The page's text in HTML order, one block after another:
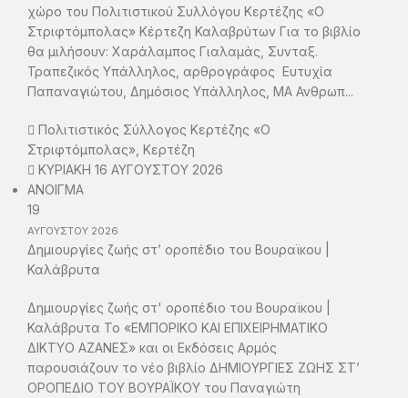
χώρο του Πολιτιστικού Συλλόγου Κερτέζης «Ο
Στριφτόμπολας» Κέρτεζη Καλαβρύτων Για το βιβλίο
θα μιλήσουν: Χαράλαμπος Γιαλαμάς, Συνταξ.
Τραπεζικός Υπάλληλος, αρθρογράφος Ευτυχία
Παπαναγιώτου, Δημόσιος Υπάλληλος, ΜΑ Ανθρωπ...
Πολιτιστικός Σύλλογος Κερτέζης «Ο
Στριφτόμπολας», Κερτέζη
ΚΥΡΙΑΚΗ 16 ΑΥΓΟΥΣΤΟΥ 2026
ΑΝΟΙΓΜΑ
19
ΑΥΓΟΥΣΤΟΥ 2026
Δημιουργίες ζωής στ’ οροπέδιο του Βουραϊκου |
Καλάβρυτα
Δημιουργίες ζωής στ' οροπέδιο του Βουραϊκου |
Καλάβρυτα Το «ΕΜΠΟΡΙΚΟ ΚΑΙ ΕΠΙΧΕΙΡΗΜΑΤΙΚΟ
ΔΙΚΤΥΟ ΑΖΑΝΕΣ» και οι Εκδόσεις Αρμός
παρουσιάζουν το νέο βιβλίο ΔΗΜΙΟΥΡΓΙΕΣ ΖΩΗΣ ΣΤ’
ΟΡΟΠΕΔΙΟ ΤΟΥ ΒΟΥΡΑΪΚΟΥ του Παναγιώτη